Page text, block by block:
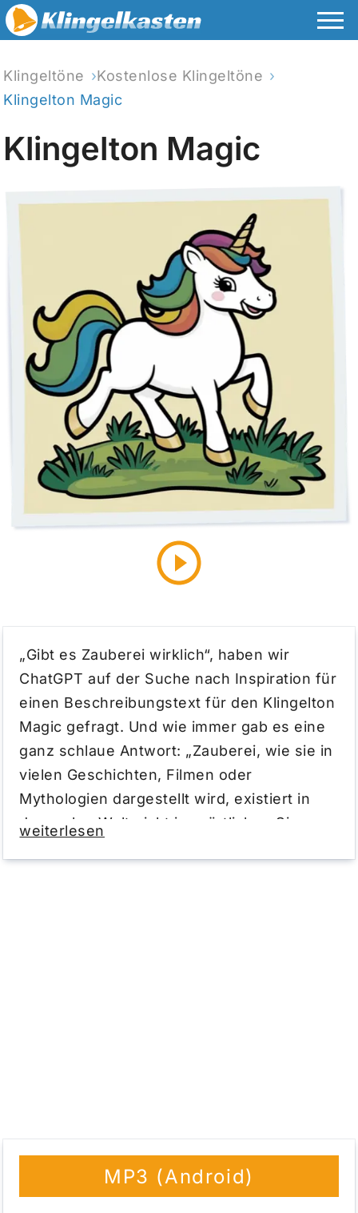
Klingeltöne
Kostenlose Klingeltöne
Klingelton Magic
Klingelton Magic
„Gibt es Zauberei wirklich“, haben wir
ChatGPT auf der Suche nach Inspiration für
einen Beschreibungstext für den Klingelton
Magic gefragt. Und wie immer gab es eine
ganz schlaue Antwort: „Zauberei, wie sie in
vielen Geschichten, Filmen oder
Mythologien dargestellt wird, existiert in
der realen Welt nicht im wörtlichen Sinne.
weiterlesen
MP3 (Android)